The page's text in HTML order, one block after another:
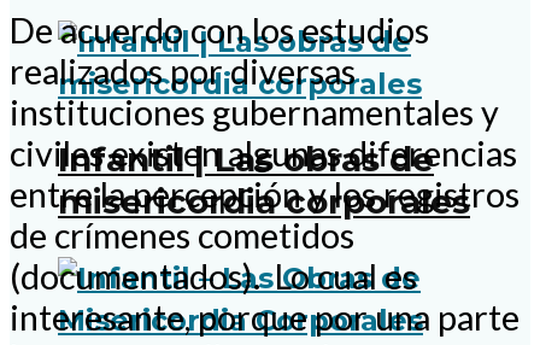
Infantil | Las obras de
misericordia corporales
De acuerdo con los estudios
realizados por diversas
instituciones gubernamentales y
civiles existen algunas diferencias
entre la percepción y los registros
de crímenes cometidos
(documentados). Lo cual es
interesante, porque por una parte